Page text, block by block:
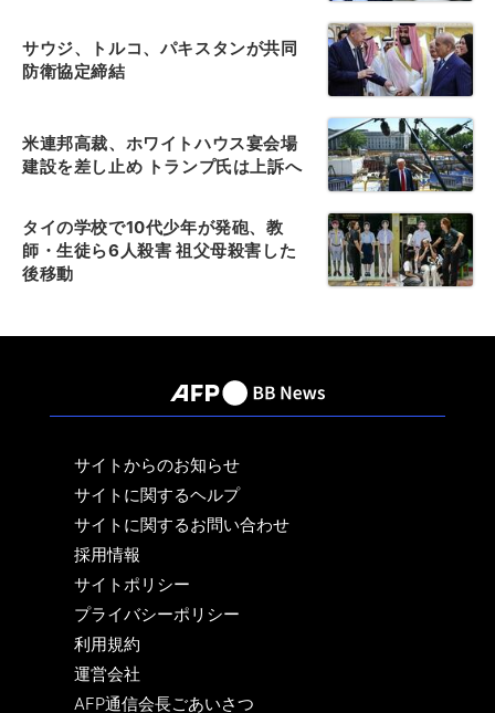
サウジ、トルコ、パキスタンが共同
防衛協定締結
米連邦高裁、ホワイトハウス宴会場
建設を差し止め トランプ氏は上訴へ
タイの学校で10代少年が発砲、教
師・生徒ら6人殺害 祖父母殺害した
後移動
サイトからのお知らせ
サイトに関するヘルプ
サイトに関するお問い合わせ
採用情報
サイトポリシー
プライバシーポリシー
利用規約
運営会社
AFP通信会長ごあいさつ